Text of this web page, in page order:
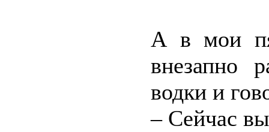
А в мои
внезапно
водки и
– Сейчас